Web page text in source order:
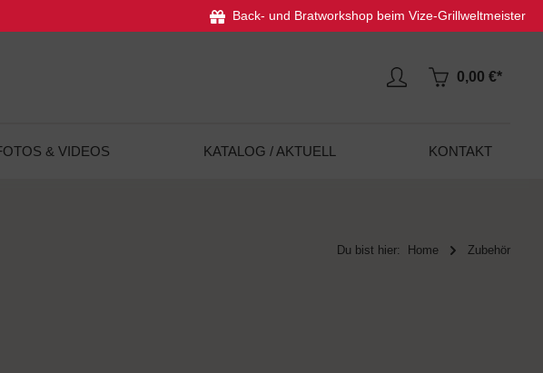
Back- und Bratworkshop beim Vize-Grillweltmeister
0,00 €*
& VIDEOS KATALOG / AKTUELL KONTAKT
Du bist hier: Home Zubehör